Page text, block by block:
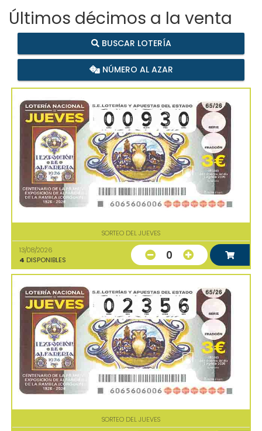
Últimos décimos a la venta
BUSCAR LOTERÍA
NÚMERO AL AZAR
SORTEO DEL JUEVES
13/08/2026
4 DISPONIBLES 0
SORTEO DEL JUEVES